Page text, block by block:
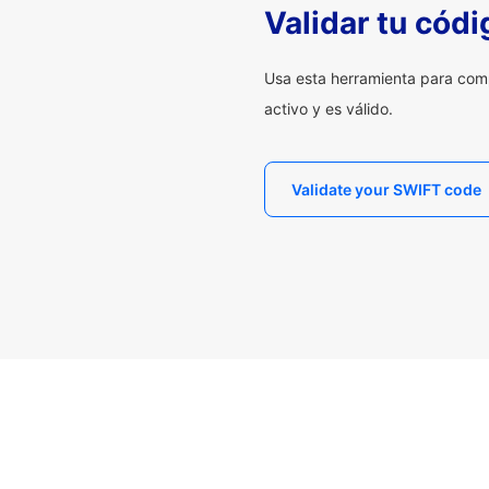
Validar tu
Usa esta herramienta para
activo y es válido.
Validate your SWIFT code